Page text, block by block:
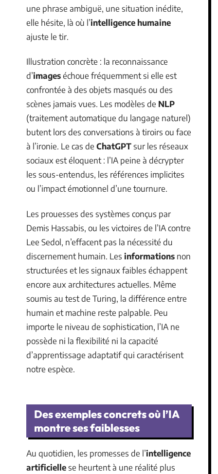
une phrase ambiguë, une situation inédite,
elle hésite, là où l’intelligence humaine
ajuste le tir.
Illustration concrète : la reconnaissance
d’imageséchoue fréquemment si elle est
confrontée à des objets masqués ou des
scènes jamais vues. Les modèles de NLP
(traitement automatique du langage naturel)
butent lors des conversations à tiroirs ou face
à l’ironie. Le cas de ChatGPTsur les réseaux
sociaux est éloquent : l’IA peine à décrypter
les sous-entendus, les références implicites
ou l’impact émotionnel d’une tournure.
Les prouesses des systèmes conçus par
Demis Hassabis, ou les victoires de l’IA contre
Lee Sedol, n’effacent pas la nécessité du
discernement humain. Les informations non
structurées et les signaux faibles échappent
encore aux architectures actuelles. Même
soumis au test de Turing, la différence entre
humain et machine reste palpable. Peu
importe le niveau de sophistication, l’IA ne
possède ni la flexibilité ni la capacité
d’apprentissage adaptatif qui caractérisent
notre espèce.
Des exemples concrets où l’IA
montre ses faiblesses
Au quotidien, les promesses de l’intelligence
artificiellese heurtent à une réalité plus